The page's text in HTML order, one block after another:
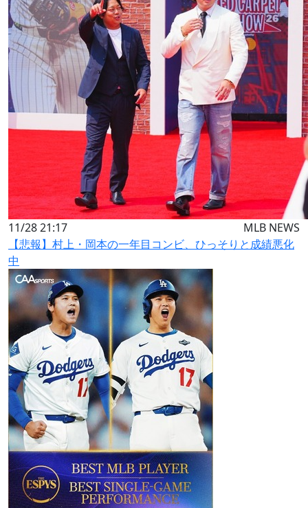
11/28 21:17
MLB NEWS
【悲報】村上・岡本の一年目コンビ、ひっそりと成績悪化
中